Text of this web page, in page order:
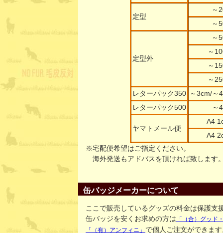
定型
～
～
定型外
～
～
～
～
レターパック350
～3cm/～
レターパック500
～
ヤマトメール便
A4
A4
※宅配便希望はご指定ください。
海外発送もアドバスを頂ければ致します
缶バッジメーカーについて
ここで販売しているグッズの料金は保護支
缶バッジを安くお求めの方は 「（合）グッド
「（有）アンフィニ」 で個人ご注文ができま